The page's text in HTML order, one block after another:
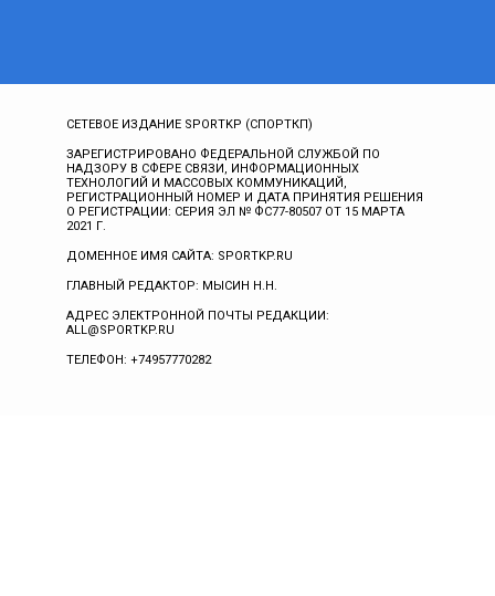
СЕТЕВОЕ ИЗДАНИЕ SPORTKP (СПОРТКП)
ЗАРЕГИСТРИРОВАНО ФЕДЕРАЛЬНОЙ СЛУЖБОЙ ПО
НАДЗОРУ В СФЕРЕ СВЯЗИ, ИНФОРМАЦИОННЫХ
ТЕХНОЛОГИЙ И МАССОВЫХ КОММУНИКАЦИЙ,
РЕГИСТРАЦИОННЫЙ НОМЕР И ДАТА ПРИНЯТИЯ РЕШЕНИЯ
О РЕГИСТРАЦИИ: СЕРИЯ ЭЛ № ФС77-80507 ОТ 15 МАРТА
2021 Г.
ДОМЕННОЕ ИМЯ САЙТА: SPORTKP.RU
ГЛАВНЫЙ РЕДАКТОР: МЫСИН Н.Н.
АДРЕС ЭЛЕКТРОННОЙ ПОЧТЫ РЕДАКЦИИ:
ALL@SPORTKP.RU
ТЕЛЕФОН: +74957770282